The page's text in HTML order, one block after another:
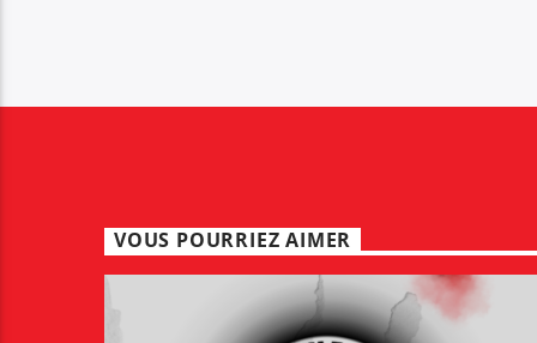
VOUS POURRIEZ AIMER